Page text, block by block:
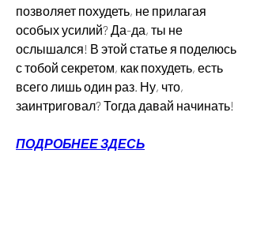
позволяет похудеть, не прилагая
особых усилий? Да-да, ты не
ослышался! В этой статье я поделюсь
с тобой секретом, как похудеть, есть
всего лишь один раз. Ну, что,
заинтриговал? Тогда давай начинать!
ПОДРОБНЕЕ ЗДЕСЬ